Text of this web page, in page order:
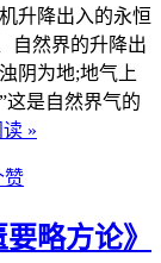
升降出入的永恒
自然界的升降出
阴为地;地气上
这是自然界气的
»
赞
略方论》